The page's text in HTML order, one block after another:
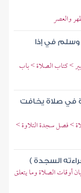
والعصر
وسلم في إذا
> كتاب الصلاة > باب
في صلاة يخافت
> فصل سجدة التلاوة >
السجدة )
أوقات الصلاة وما يتعلق